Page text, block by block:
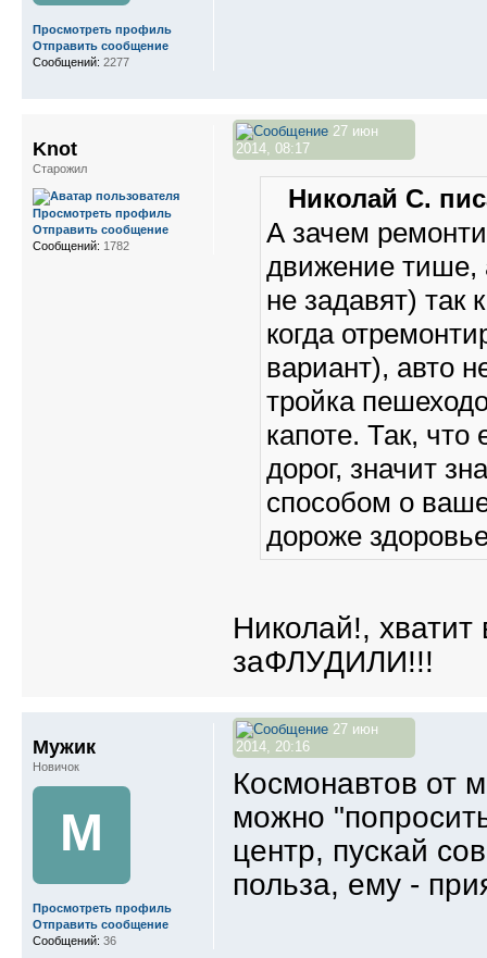
Просмотреть профиль
Отправить сообщение
Сообщений: 2277
27 июн
2014, 08:17
Николай С.
А зачем
движение
не задавят) так
когда
вариант), авто
тройка
капоте. Так,
дорог, значит
способом о
дороже
Николай!,
заФЛУДИЛИ!!!
Knot
Старожил
Просмотреть профиль
Отправить сообщение
Сообщений: 1782
27 июн
2014, 20:16
Космонавтов от
можно
центр, пускай
польза, ему -
Мужик
Новичок
М
Просмотреть профиль
Отправить сообщение
Сообщений: 36